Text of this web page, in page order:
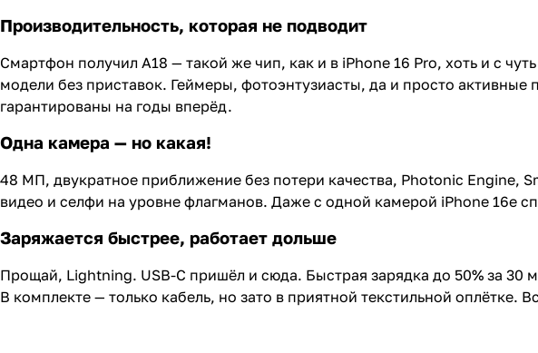
Производительность, которая не подводит
Смартфон получил A18 — такой же чип, как и в iPhone 16 Pro, хоть и с
модели без приставок. Геймеры, фотоэнтузиасты, да и просто активные
гарантированы на годы вперёд.
Одна камера — но какая!
48 МП, двукратное приближение без потери качества, Photonic Engine,
видео и селфи на уровне флагманов. Даже с одной камерой iPhone 16e
Заряжается быстрее, работает дольше
Прощай, Lightning. USB-C пришёл и сюда. Быстрая зарядка до 50% за 30
В комплекте — только кабель, но зато в приятной текстильной